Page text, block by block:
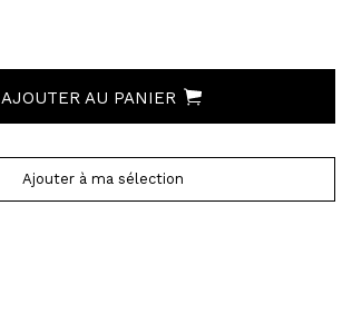
AJOUTER AU PANIER
Ajouter à ma sélection